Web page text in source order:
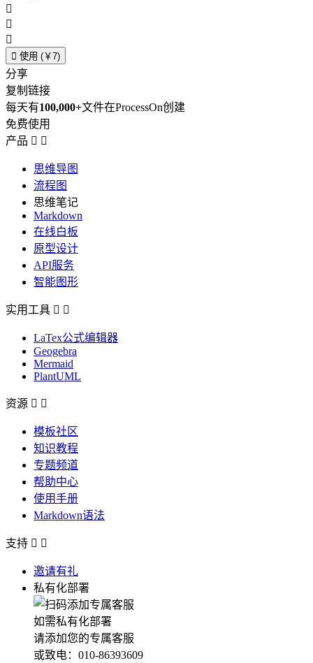



 使用 (￥7)
分享
复制链接
每天有100,000+文件在ProcessOn创建
免费使用
产品  
思维导图
流程图
思维笔记
Markdown
在线白板
原型设计
API服务
智能图形
实用工具  
LaTex公式编辑器
Geogebra
Mermaid
PlantUML
资源  
模板社区
知识教程
专题频道
帮助中心
使用手册
Markdown语法
支持  
邀请有礼
私有化部署
如需私有化部署
请添加您的专属客服
或致电：010-86393609